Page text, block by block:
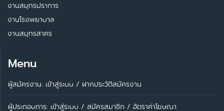
งานสมุทรปราการ
งานโรงพยาบาล
งานสมุทรสาคร
Menu
ผู้สมัครงาน: เข้าสู่ระบบ / ฝากประวัติสมัครงาน
ผู้ประกอบการ: เข้าสู่ระบบ / สมัครสมาชิก / อัตราค่าโฆษณา